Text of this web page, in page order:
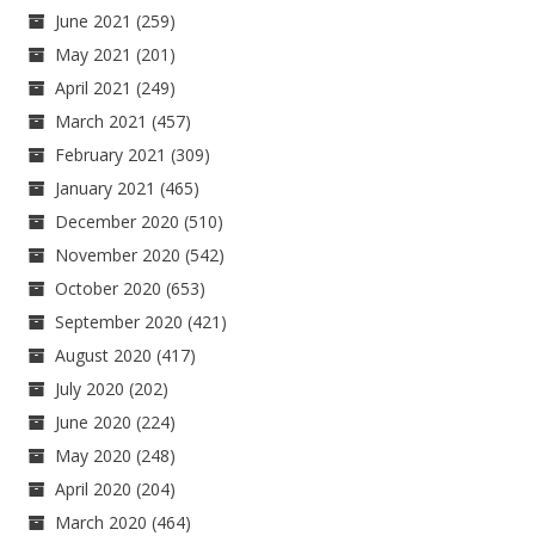
June 2021 (259)
May 2021 (201)
April 2021 (249)
March 2021 (457)
February 2021 (309)
January 2021 (465)
December 2020 (510)
November 2020 (542)
October 2020 (653)
September 2020 (421)
August 2020 (417)
July 2020 (202)
June 2020 (224)
May 2020 (248)
April 2020 (204)
March 2020 (464)